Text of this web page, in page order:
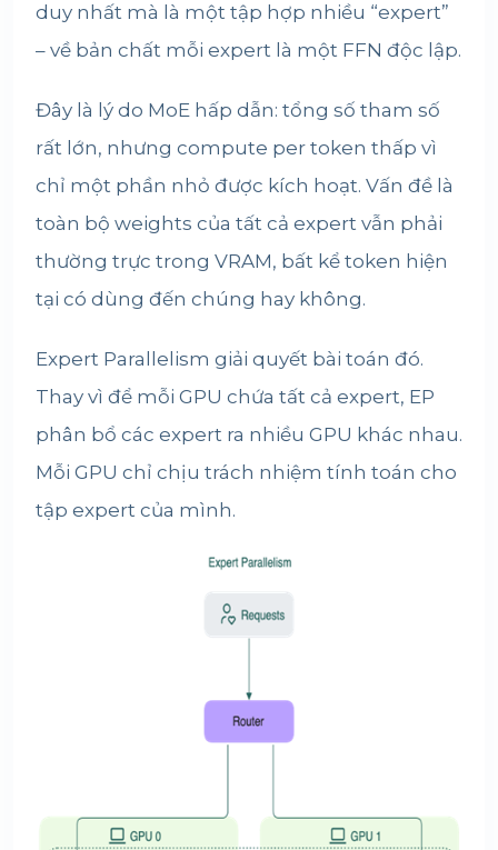
duy nhất mà là một tập hợp nhiều “expert”
– về bản chất mỗi expert là một FFN độc lập.
Đây là lý do MoE hấp dẫn: tổng số tham số
rất lớn, nhưng compute per token thấp vì
chỉ một phần nhỏ được kích hoạt. Vấn đề là
toàn bộ weights của tất cả expert vẫn phải
thường trực trong VRAM, bất kể token hiện
tại có dùng đến chúng hay không.
Expert Parallelism giải quyết bài toán đó.
Thay vì để mỗi GPU chứa tất cả expert, EP
phân bổ các expert ra nhiều GPU khác nhau.
Mỗi GPU chỉ chịu trách nhiệm tính toán cho
tập expert của mình.